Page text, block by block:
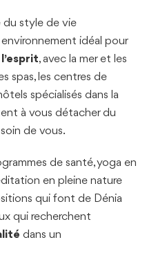
du style de vie
idéal pour
, avec la mer et les
spas, les centres de
spécialisés dans la
à vous détacher du
de vous.
de santé, yoga en
en pleine nature
qui font de Dénia
qui recherchent
dans un